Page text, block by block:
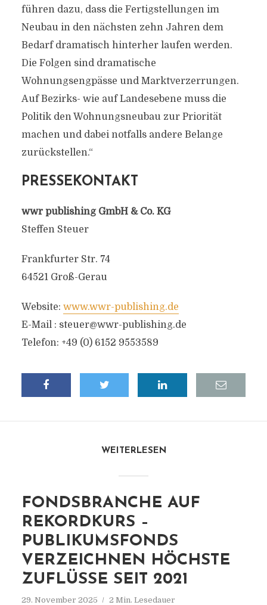
führen dazu, dass die Fertigstellungen im
Neubau in den nächsten zehn Jahren dem
Bedarf dramatisch hinterher laufen werden.
Die Folgen sind dramatische
Wohnungsengpässe und Marktverzerrungen.
Auf Bezirks- wie auf Landesebene muss die
Politik den Wohnungsneubau zur Priorität
machen und dabei notfalls andere Belange
zurückstellen.“
PRESSEKONTAKT
wwr publishing GmbH & Co. KG
Steffen Steuer
Frankfurter Str. 74
64521 Groß-Gerau
Website: www.wwr-publishing.de
E-Mail : steuer@wwr-publishing.de
Telefon: +49 (0) 6152 9553589
WEITERLESEN
FONDSBRANCHE AUF
REKORDKURS –
PUBLIKUMSFONDS
VERZEICHNEN HÖCHSTE
ZUFLÜSSE SEIT 2021
29. November 2025 2 Min. Lesedauer